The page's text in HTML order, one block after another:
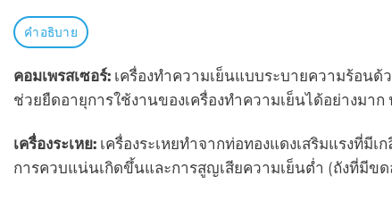
คำอธิบาย
คอมเพรสเซอร์: เครื่องทำความเย็นแบบระบายความร้อน
ช่วยยืดอายุการใช้งานของเครื่องทำความเย็นได้อย่างมา
เครื่องระเหย: เครื่องระเหยทำจากท่อทองแดงเสริมแรงที่
การควบแน่นเกิดขึ้นและการสูญเสียความเย็นต่ำ (ถังที่มีขด